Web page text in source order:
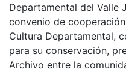
Departamental del Valle
convenio de
Cultura Departamental,
para su conservación,
Archivo entre la